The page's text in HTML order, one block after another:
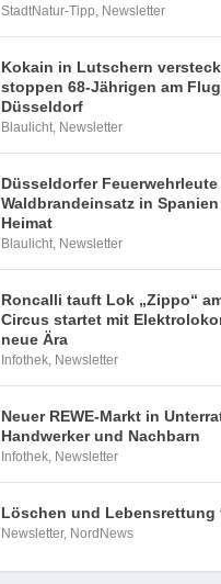
StadtNatur-Tipp, Newsletter
Kokain in Lutschern
stoppen 68-Jährigen am
Düsseldorf
Blaulicht, Newsletter
Düsseldorfer Feuerwehrleute
Waldbrandeinsatz in
Heimat
Blaulicht, Newsletter
Roncalli tauft Lok „Zippo“
Circus startet mit
neue Ära
Infothek, Newsletter
Neuer REWE-Markt in
Handwerker und Nachbarn
Infothek, Newsletter
Löschen und Lebensrettung
Newsletter, NordNews